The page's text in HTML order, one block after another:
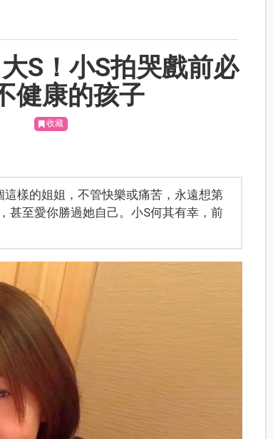
S！小S拍哭戲前必
健康的孩子
收藏
樣的姐姐，不管快樂或痛苦，永遠想第
甚至愛你勝過她自己。小S何其有幸，前